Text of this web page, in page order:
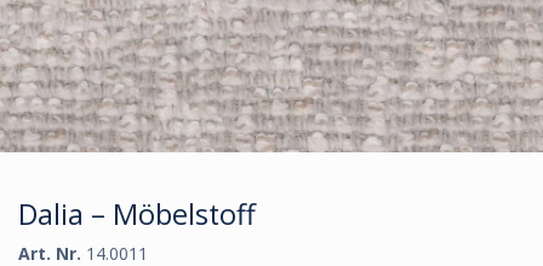
Dalia – Möbelstoff
Art. Nr. 14.0011